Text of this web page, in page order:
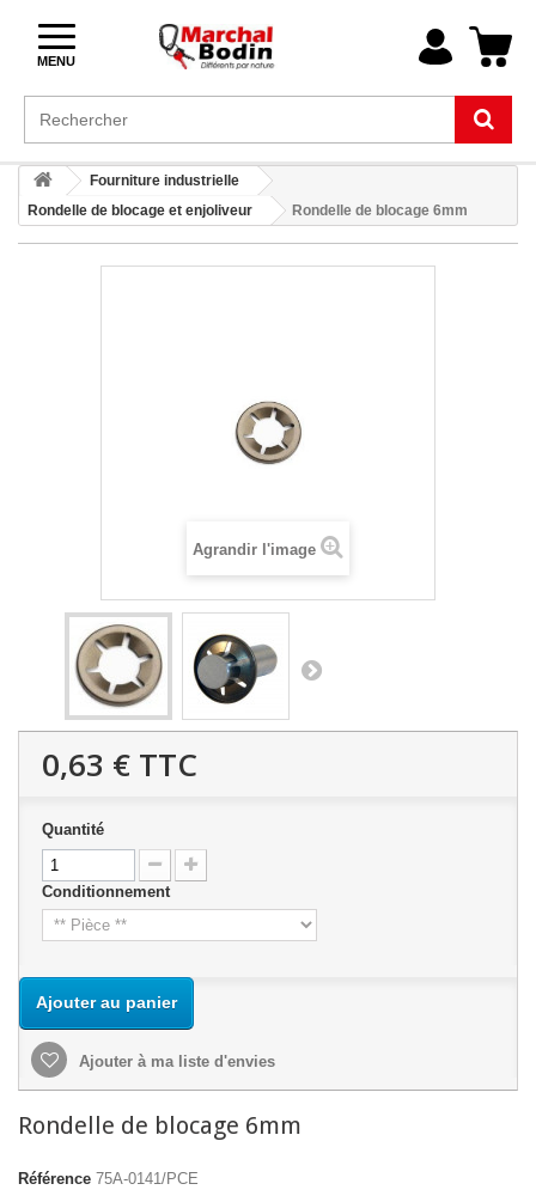
MENU
Fourniture industrielle
Rondelle de blocage et enjoliveur
Rondelle de blocage 6mm
Agrandir l'image
Rondelle de blocage 6mm
Référence 75A-0141/PCE
0,63 € TTC
Quantité
Conditionnement
Ajouter au panier
Ajouter à ma liste d'envies